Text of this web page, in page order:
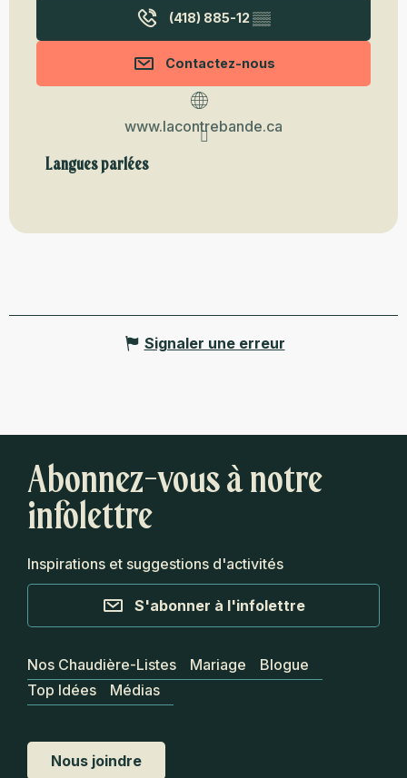
(418) 885-12 ▒▒
Contactez-nous
www.lacontrebande.ca
Langues parlées
Langues parlées
Signaler une erreur
Abonnez-vous à notre
infolettre
Inspirations et suggestions d'activités
S'abonner à l'infolettre
Nous joindre
Nos Chaudière-Listes Mariage
Blogue
Top Idées
Médias